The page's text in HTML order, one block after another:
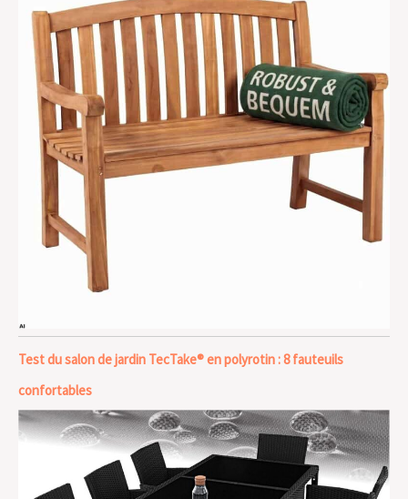
Test du salon de jardin TecTake® en polyrotin : 8 fauteuils
confortables